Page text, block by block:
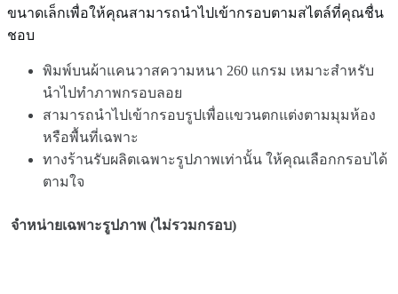
ขนาดเล็กเพื่อให้คุณสามารถนำไปเข้ากรอบตามสไตล์ที่คุณชื่น
ชอบ
พิมพ์บนผ้าแคนวาสความหนา 260 แกรม เหมาะสำหรับ
นำไปทำภาพกรอบลอย
สามารถนำไปเข้ากรอบรูปเพื่อแขวนตกแต่งตามมุมห้อง
หรือพื้นที่เฉพาะ
ทางร้านรับผลิตเฉพาะรูปภาพเท่านั้น ให้คุณเลือกกรอบได้
ตามใจ
จำหน่ายเฉพาะรูปภาพ (ไม่รวมกรอบ)